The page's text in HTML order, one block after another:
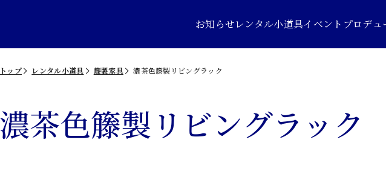
お知らせレンタル小道具イベントプロデュ
トップ レンタル小道具 籐製家具 濃茶色籐製リビングラック
濃茶色籐製リビングラック